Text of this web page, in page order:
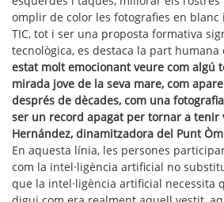
omplir de color les fotografies en blanc
TIC, tot i ser una proposta formativa
tecnològica, es destaca la part
estat molt emocionant veure com algú
mirada jove de la seva mare, com
després de dècades, com una
ser un record apagat per tornar a tenir
Hernández, dinamitzadora del Punt
En aquesta línia, les persones
com la intel·ligència artificial no
que la intel·ligència artificial necessita